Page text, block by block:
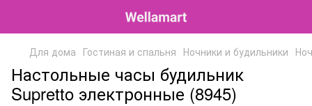
Для дома Гостиная и спальня Ночники и будильники
Настольные часы будильник
Supretto электронные (8945)